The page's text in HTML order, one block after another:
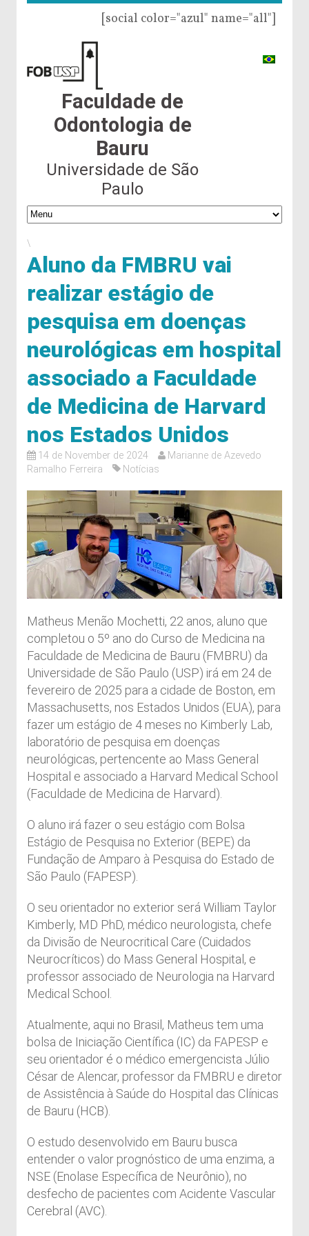
[social color="azul" name="all"]
Faculdade de
Odontologia de
Bauru
Universidade de São
Paulo
\
Aluno da FMBRU vai
realizar estágio de
pesquisa em doenças
neurológicas em hospital
associado a Faculdade
de Medicina de Harvard
nos Estados Unidos
14 de November de 2024
Marianne de Azevedo
Ramalho Ferreira
Notícias
Matheus Menão Mochetti, 22 anos, aluno que
completou o 5º ano do Curso de Medicina na
Faculdade de Medicina de Bauru (FMBRU) da
Universidade de São Paulo (USP) irá em 24 de
fevereiro de 2025 para a cidade de Boston, em
Massachusetts, nos Estados Unidos (EUA), para
fazer um estágio de 4 meses no Kimberly Lab,
laboratório de pesquisa em doenças
neurológicas, pertencente ao Mass General
Hospital e associado a Harvard Medical School
(Faculdade de Medicina de Harvard).
O aluno irá fazer o seu estágio com Bolsa
Estágio de Pesquisa no Exterior (BEPE) da
Fundação de Amparo à Pesquisa do Estado de
São Paulo (FAPESP).
O seu orientador no exterior será William Taylor
Kimberly, MD PhD, médico neurologista, chefe
da Divisão de Neurocritical Care (Cuidados
Neurocríticos) do Mass General Hospital, e
professor associado de Neurologia na Harvard
Medical School.
Atualmente, aqui no Brasil, Matheus tem uma
bolsa de Iniciação Científica (IC) da FAPESP e
seu orientador é o médico emergencista Júlio
César de Alencar, professor da FMBRU e diretor
de Assistência à Saúde do Hospital das Clínicas
de Bauru (HCB).
O estudo desenvolvido em Bauru busca
entender o valor prognóstico de uma enzima, a
NSE (Enolase Específica de Neurônio), no
desfecho de pacientes com Acidente Vascular
Cerebral (AVC).